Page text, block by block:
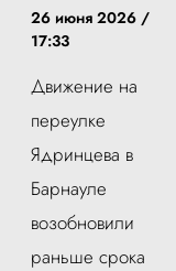
26 июня 2026 /
17:33
Движение на
переулке
Ядринцева в
Барнауле
возобновили
раньше срока